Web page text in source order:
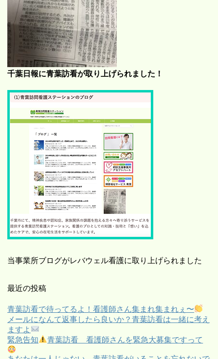
千葉日報に青葉訪看が取り上げられました！
当事業所ブログがレバウェル看護に取り上げられました
最近の投稿
青葉訪看で待ってるよ！看護師さん集まれ集まれぇ〜
メールになんて返事したら良いか？青葉訪看は一緒に考え
ますよ
緊急告知
青葉訪看 看護師さんを緊急大募集ですって